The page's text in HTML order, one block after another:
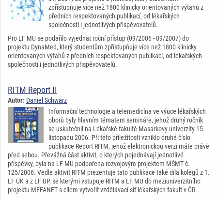
zpřístupňuje více než 1800 klinicky orientovaných výtahů z
předních respektovaných publikací, od lékařských
společností i jednotlivých přispěvovatelů.
Pro LF MU se podařilo vyjednat roční přístup (09/2006 - 09/2007) do
projektu DynaMed, který studentům zpřístupňuje více než 1800 klinicky
orientovaných výtahů z předních respektovaných publikací, od lékařských
společností i jednotlivých přispěvovatelů.
RITM Report II
Autor: Daniel Schwarz
Informační technologie a telemedicína ve výuce lékařských
oborů byly hlavním tématem semináře, jehož druhý ročník
se uskutečnil na Lékařské fakultě Masarkovy univerzity 15.
listopadu 2006. Při této příležitosti vzniklo druhé číslo
publikace Report RITM, jehož elektronickou verzi máte právě
před sebou. Převážná část aktivit, o kterých pojednávají jednotlivé
příspěvky, byla na LF MU podpořena rozvojovým projektem MŠMT č.
125/2006. Vedle aktivit RITM prezentuje tato publikace také díla kolegů z 1.
LF UK a z LF UP, se kterými vstupuje RITM a LF MU do meziuniverzitního
projektu MEFANET s cílem vytvořit vzdělávací síť lékařských fakult v ČR.